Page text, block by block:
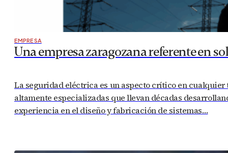
EMPRESA
Una empresa zaragozana referente en
La seguridad eléctrica es un aspecto crítico en
altamente especializadas que llevan décadas
experiencia en el diseño y fabricación de sistemas…